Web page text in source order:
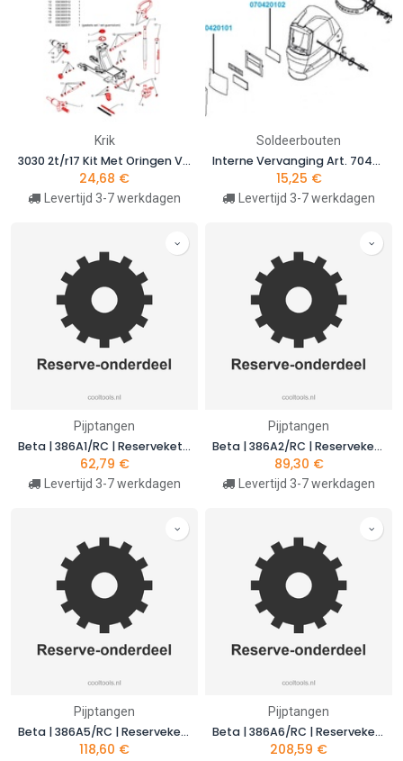
Krik
3030 2t/r17 Kit Met Oringen Voor 3030
24,68 €
Levertijd 3-7 werkdagen
Soldeerbouten
Interne Vervanging Art. 7042 voor 7042LCD/RC
15,25 €
Levertijd 3-7 werkdagen
Pijptangen
Beta | 386A1/RC | Reserveketting voor kettingtang 386A | 003860011
62,79 €
Levertijd 3-7 werkdagen
Pijptangen
Beta | 386A2/RC | Reserveketting voor kettingtang 386A | 003860012
89,30 €
Levertijd 3-7 werkdagen
Pijptangen
Beta | 386A5/RC | Reserveketting voor kettingtang 386A | 003860015
118,60 €
Pijptangen
Beta | 386A6/RC | Reserveketting voor kettingtang 386A | 003860016
208,59 €